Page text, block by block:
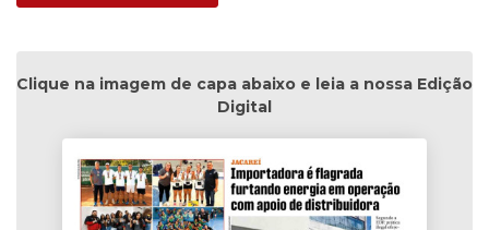
Clique na imagem de capa abaixo e leia a nossa Edição
Digital